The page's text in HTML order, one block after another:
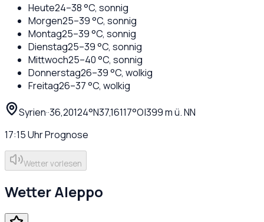
Heute24–38°C, sonnig
Morgen25–39°C, sonnig
Montag25–39°C, sonnig
Dienstag25–39°C, sonnig
Mittwoch25–40°C, sonnig
Donnerstag26–39°C, wolkig
Freitag26–37°C, wolkig
Syrien··36,20124°N37,16117°O|399m ü. NN
17:15UhrPrognose
Wetter vorlesen
WetterAleppo